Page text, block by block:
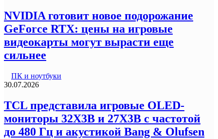
NVIDIA готовит новое подорожание
GeForce RTX: цены на игровые
видеокарты могут вырасти еще
сильнее
ПК и ноутбуки
30.07.2026
TCL представила игровые OLED-
мониторы 32X3B и 27X3B с частотой
до 480 Гц и акустикой Bang & Olufsen